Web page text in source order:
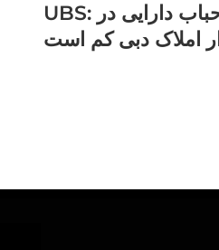
UBS: خطر تشکیل حباب دارایی در